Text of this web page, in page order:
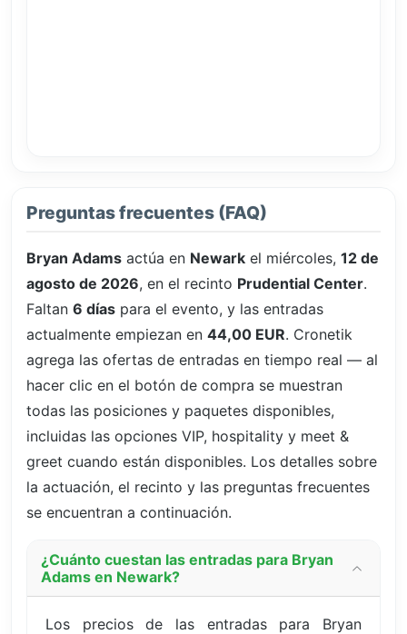
Preguntas frecuentes (FAQ)
Bryan Adams actúa en Newark el miércoles, 12 de
agosto de 2026, en el recinto Prudential Center.
Faltan 6 días para el evento, y las entradas
actualmente empiezan en 44,00 EUR. Cronetik
agrega las ofertas de entradas en tiempo real — al
hacer clic en el botón de compra se muestran
todas las posiciones y paquetes disponibles,
incluidas las opciones VIP, hospitality y meet &
greet cuando están disponibles. Los detalles sobre
la actuación, el recinto y las preguntas frecuentes
se encuentran a continuación.
¿Cuánto cuestan las entradas para Bryan
Adams en Newark?
Los precios de las entradas para Bryan